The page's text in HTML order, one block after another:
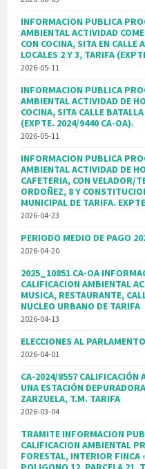
INFORMACION PUBLICA
AMBIENTAL ACTIVIDAD
CON COCINA, SITA EN CALLE
LOCALES 2 Y 3, TARIFA
2026-05-11
INFORMACION PUBLICA
AMBIENTAL ACTIVIDAD DE
COCINA, SITA CALLE
(EXPTE. 2024/9440 CA-OA).
2026-05-11
INFORMACION PUBLICA
AMBIENTAL ACTIVIDAD DE
CAFETERIA, CON VELADOR/
ORDOÑEZ, 8 Y
MUNICIPAL DE TARIFA.
2026-04-23
PERIODO MEDIO DE PAGO
2026-04-20
2025_10851 CA-OA
CALIFICACION AMBIENTAL
MUSICA, RESTAURANTE,
NUCLEO URBANO DE TARIFA
2026-04-13
ELECCIONES AL
2026-04-01
CA-2024/8557 CALIFICACIÓN
UNA ESTACIÓN
ZARZUELA, T.M. TARIFA
2026-03-04
TRAMITE INFORMACION
CALIFICACION AMBIENTAL
FORESTAL, INTERIOR FINCA